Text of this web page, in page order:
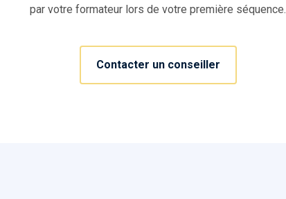
par votre formateur lors de votre première séquence.
Contacter un conseiller